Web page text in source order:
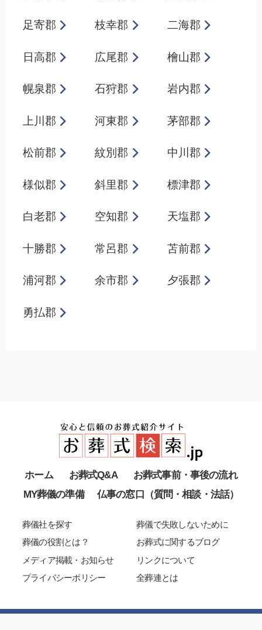
足寄郡 枝幸郡 二海郡
日高郡 広尾郡 檜山郡
幌泉郡 石狩郡 岩内郡
上川郡 河東郡 茅部郡
松前郡 紋別郡 中川郡
様似郡 斜里郡 標津郡
白老郡 空知郡 天塩郡
十勝郡 常呂郡 苫前郡
浦河郡 余市郡 夕張郡
勇払郡
ホーム お葬式Q&A
お葬式事前・事後の流れ
MY葬儀の準備
仏事の窓口（質問・相談・法話）
葬儀社を探す
葬儀で失敗しないために
葬儀の役割とは？
お葬式に関するブログ
メディア掲載・お知らせ
リンクについて
プライバシーポリシー
全葬連とは